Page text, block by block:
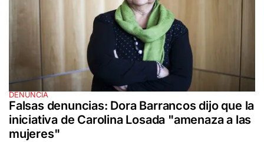
DENUNCIA
Falsas denuncias: Dora Barrancos dijo que la
iniciativa de Carolina Losada "amenaza a las
mujeres"